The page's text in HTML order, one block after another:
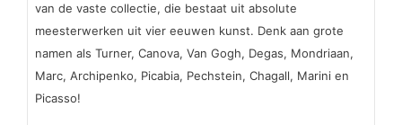
van de vaste collectie, die bestaat uit absolute
meesterwerken uit vier eeuwen kunst. Denk aan grote
namen als Turner, Canova, Van Gogh, Degas, Mondriaan,
Marc, Archipenko, Picabia, Pechstein, Chagall, Marini en
Picasso!